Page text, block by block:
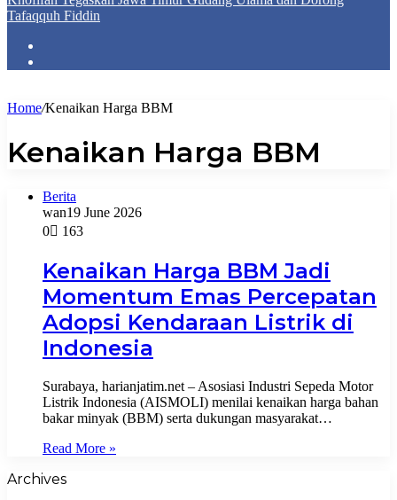
Tafaqquh Fiddin
Home/Kenaikan Harga BBM
Kenaikan Harga BBM
Berita
wan19 June 2026
0
163
Kenaikan Harga BBM Jadi
Momentum Emas Percepatan
Adopsi Kendaraan Listrik di
Indonesia
Surabaya, harianjatim.net – Asosiasi Industri Sepeda Motor
Listrik Indonesia (AISMOLI) menilai kenaikan harga bahan
bakar minyak (BBM) serta dukungan masyarakat…
Read More »
Archives